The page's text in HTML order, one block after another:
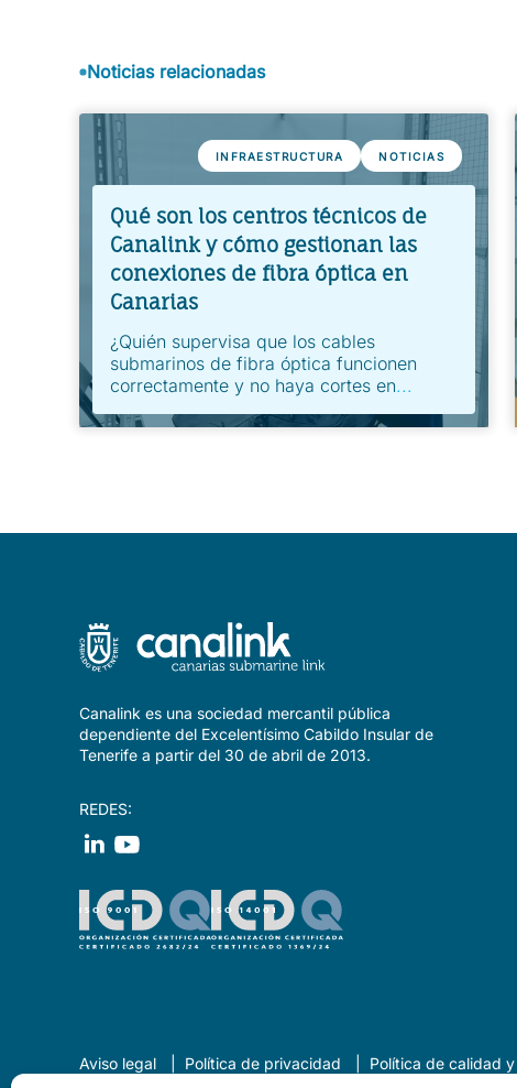
Noticias relacionadas
INFRAESTRUCTURA NOTICIAS
Qué son los centros técnicos de
Canalink y cómo gestionan las
conexiones de fibra óptica en
Canarias
¿Quién supervisa que los cables
submarinos de fibra óptica funcionen
correctamente y no haya cortes en...
Canalink es una sociedad mercantil pública
dependiente del Excelentísimo Cabildo Insular de
Tenerife a partir del 30 de abril de 2013.
REDES:
Aviso legal Política de privacidad Política de calidad